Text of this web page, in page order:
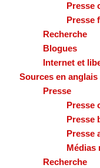
Presse
Presse
Recherche
Blogues
Internet et
Sources en anglais
Presse
Presse
Presse
Presse
Médias
Recherche